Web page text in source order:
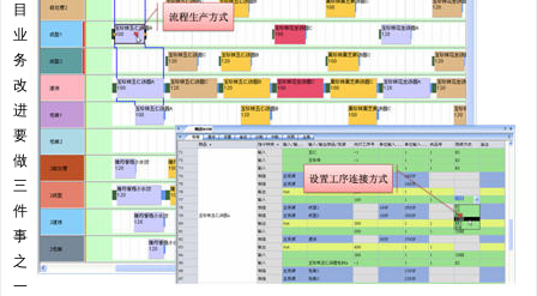
目
业
务
改
进
要
做
三
件
事
之
一